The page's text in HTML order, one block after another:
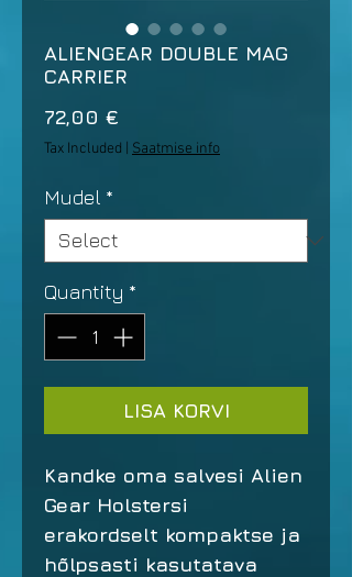
ALIENGEAR DOUBLE MAG
CARRIER
72,00 €
Tax Included Saatmise info
Mudel *
Quantity *
LISA KORVI
Kandke oma salvesi Alien
Gear Holstersi
erakordselt kompaktse ja
hõlpsasti kasutatava